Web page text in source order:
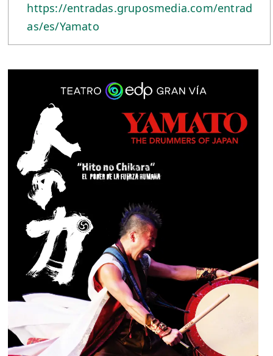
https://entradas.gruposmedia.com/entrad
as/es/Yamato